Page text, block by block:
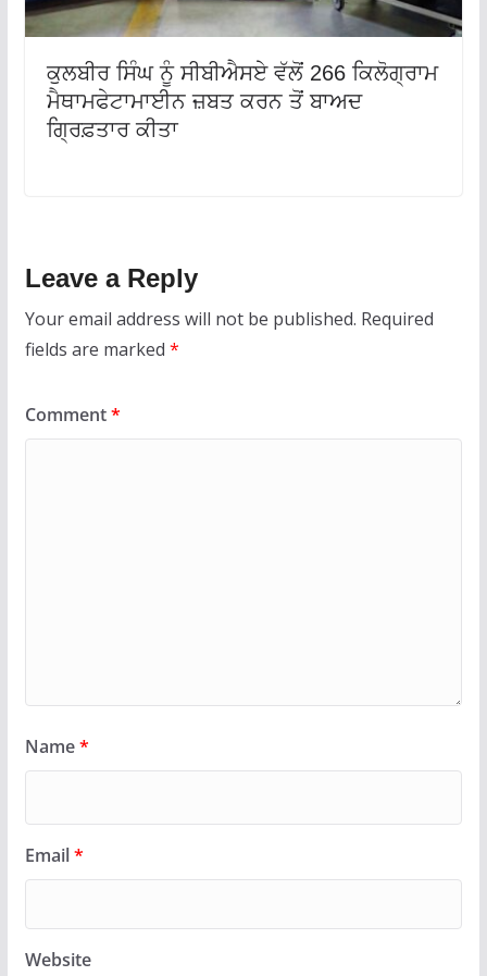
ਕੁਲਬੀਰ ਸਿੰਘ ਨੂੰ ਸੀਬੀਐਸਏ ਵੱਲੋਂ 266 ਕਿਲੋਗ੍ਰਾਮ
ਮੈਥਾਮਫੇਟਾਮਾਈਨ ਜ਼ਬਤ ਕਰਨ ਤੋਂ ਬਾਅਦ
ਗ੍ਰਿਫ਼ਤਾਰ ਕੀਤਾ
Leave a Reply
Your email address will not be published. Required
fields are marked *
Comment*
Name*
Email*
Website